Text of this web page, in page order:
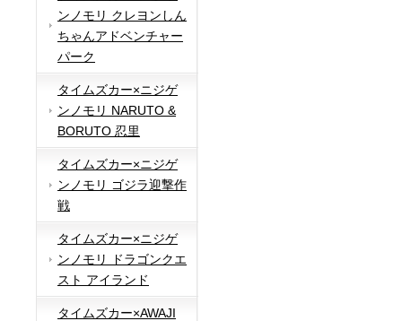
ンノモリ クレヨンしん
ちゃんアドベンチャー
パーク
タイムズカー×ニジゲ
ンノモリ NARUTO &
BORUTO 忍里
タイムズカー×ニジゲ
ンノモリ ゴジラ迎撃作
戦
タイムズカー×ニジゲ
ンノモリ ドラゴンクエ
スト アイランド
タイムズカー×AWAJI